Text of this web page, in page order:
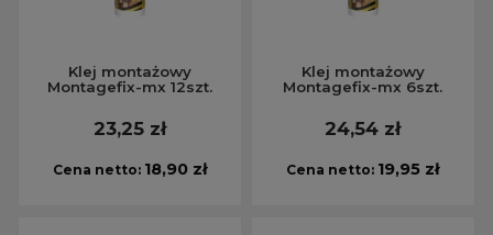
Klej montażowy
Montagefix-mx 12szt.
23,25 zł
Cena netto: 18,90 zł
Klej montażowy
Montagefix-mx 6szt.
24,54 zł
Cena netto: 19,95 zł